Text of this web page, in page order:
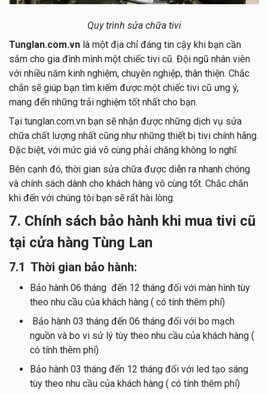
Quy trình sửa chữa tivi
Tunglan.com.vn là một địa chỉ đáng tin cậy khi bạn cần
sắm cho gia đình mình một chiếc tivi cũ. Đội ngũ nhân viên
với nhiều năm kinh nghiệm, chuyên nghiệp, thân thiện. Chắc
chắn sẽ giúp bạn tìm kiếm được một chiếc tivi cũ ưng ý,
mang đến những trải nghiệm tốt nhất cho bạn.
Tại tunglan.com.vn bạn sẽ nhận được những dịch vụ sửa
chữa chất lượng nhất cũng như những thiết bị tivi chính hãng.
Đặc biệt, với mức giá vô cùng phải chăng không lo nghĩ.
Bên cạnh đó, thời gian sửa chữa được diễn ra nhanh chóng
và chính sách dành cho khách hàng vô cùng tốt. Chắc chắn
khi đến với chúng tôi bạn sẽ rất hài lòng.
7. Chính sách bảo hành khi mua tivi cũ
tại cửa hàng Tùng Lan
7.1 Thời gian bảo hành:
Bảo hành 06 tháng đến 12 tháng đối với màn hình tùy
theo nhu cầu của khách hàng ( có tính thêm phí)
Bảo hành 03 tháng đến 06 tháng đối với bo mạch
nguồn và bo vi sử lý tùy theo nhu cầu của khách hàng (
có tính thêm phí)
Bảo hành 03 tháng đến 12 tháng đối với led tạo sáng
tùy theo nhu cầu của khách hàng ( có tính thêm phí)